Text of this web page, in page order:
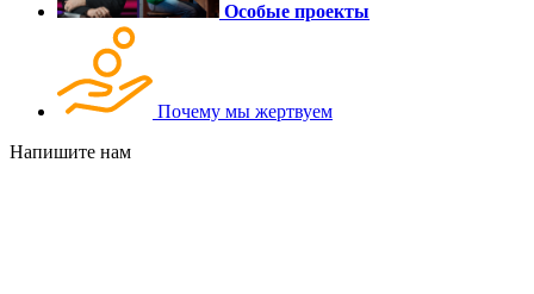
Особые проекты
Почему мы жертвуем
Напишите нам